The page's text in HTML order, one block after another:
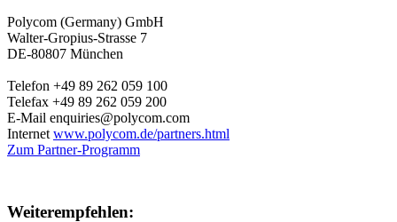
Polycom (Germany) GmbH
Walter-Gropius-Strasse 7
DE-80807 München
Telefon +49 89 262 059 100
Telefax +49 89 262 059 200
E-Mail enquiries@polycom.com
Internet www.polycom.de/partners.html
Zum Partner-Programm
Weiterempfehlen: